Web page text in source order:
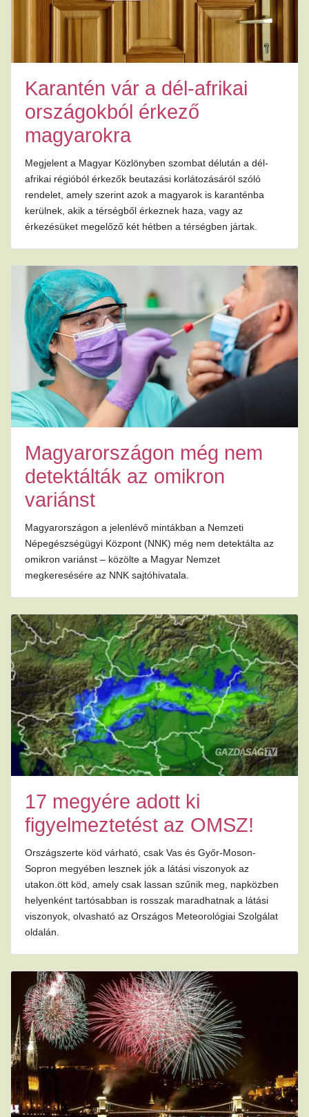
Karantén vár a dél-afrikai
országokból érkező
magyarokra
Megjelent a Magyar Közlönyben szombat délután a dél-
afrikai régióból érkezők beutazási korlátozásáról szóló
rendelet, amely szerint azok a magyarok is karanténba
kerülnek, akik a térségből érkeznek haza, vagy az
érkezésüket megelőző két hétben a térségben jártak.
Magyarországon még nem
detektálták az omikron
variánst
Magyarországon a jelenlévő mintákban a Nemzeti
Népegészségügyi Központ (NNK) még nem detektálta az
omikron variánst – közölte a Magyar Nemzet
megkeresésére az NNK sajtóhivatala.
17 megyére adott ki
figyelmeztetést az OMSZ!
Országszerte köd várható, csak Vas és Győr-Moson-
Sopron megyében lesznek jók a látási viszonyok az
utakon.ött köd, amely csak lassan szűnik meg, napközben
helyenként tartósabban is rosszak maradhatnak a látási
viszonyok, olvasható az Országos Meteorológiai Szolgálat
oldalán.